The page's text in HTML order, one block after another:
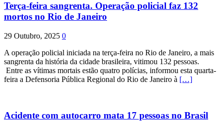
Terça-feira sangrenta. Operação policial faz 132
mortos no Rio de Janeiro
29 Outubro, 2025 0
A operação policial iniciada na terça-feira no Rio de Janeiro, a mais
sangrenta da história da cidade brasileira, vitimou 132 pessoas.
Entre as vítimas mortais estão quatro polícias, informou esta quarta-
feira a Defensoria Pública Regional do Rio de Janeiro à […]
Acidente com autocarro mata 17 pessoas no Brasil